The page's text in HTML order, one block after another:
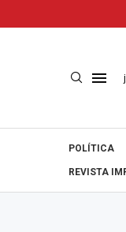
POLÍTICA
REVISTA